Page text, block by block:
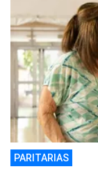
PARITARIAS